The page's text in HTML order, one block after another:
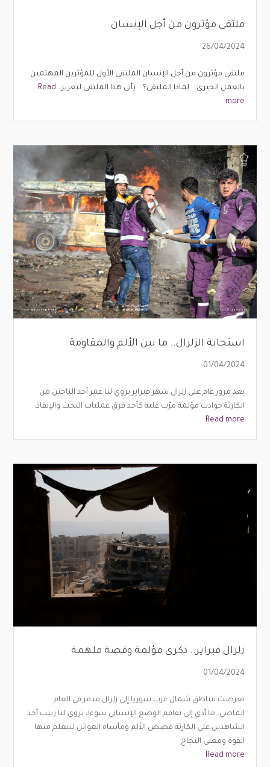
ملتقى مؤثرون من أجل الإنسان
26/04/2024
ملتقى مؤثرون من أجل الإنسان الملتقى الأول للمؤثرين المهتمين
بالعمل الخيري. لماذا الملتقى؟ يأتي هذا الملتقى لتعزيز...Read
more
استجابة الزلزال.. ما بين الألم والمقاومة
01/04/2024
بعد مرور عام على زلزال شهر فبراير يروي لنا عمر أحد الناجين من
الكارثة حوادث مؤلمة مرّت عليه كأحد فرق عمليات البحث والإنقاذ.
Read more
زلزال فبراير.. ذكرى مؤلمة وقصة ملهمة
01/04/2024
تعرضت مناطق شمال غرب سوريا إلى زلزال مدمر في العام
الماضي، ما أدى إلى تفاقم الوضع الإنساني سوءا، تروي لنا زينب أحد
الشاهدين على الكارثة قصص الألم ومأساة العوائل لنتعلم منها
القوة ومعنى النجاح
Read more